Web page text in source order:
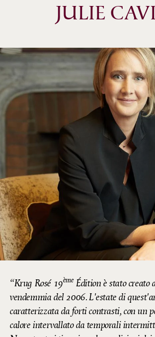
JULIE
Krug Rosé 19èmeÉdition è stato creato
vendemmia del 2006. L'estate di
caratterizzata da forti contrasti, con un
calore intervallato da temporali